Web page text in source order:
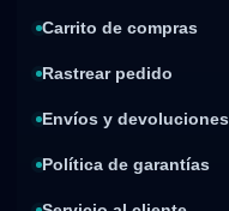
Carrito de compras
Rastrear pedido
Envíos y devoluciones
Política de garantías